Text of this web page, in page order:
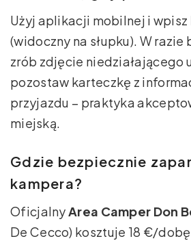
Użyj aplikacji mobilnej i wpisz
(widoczny na słupku). W razie
zrób zdjęcie niedziałającego
pozostaw karteczkę z
przyjazdu – praktyka
miejską.
Gdzie bezpiecznie
kampera?
OficjalnyArea Camper Don
De Cecco) kosztuje 18 €/